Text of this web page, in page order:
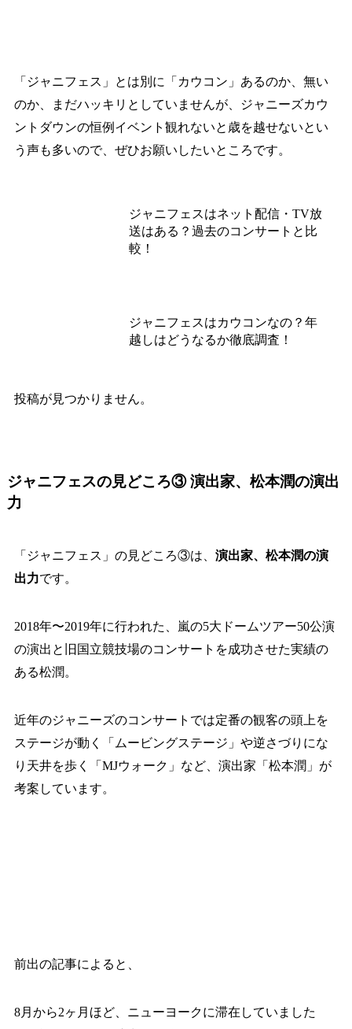
「ジャニフェス」とは別に「カウコン」あるのか、無い
のか、まだハッキリとしていませんが、ジャニーズカウ
ントダウンの恒例イベント観れないと歳を越せないとい
う声も多いので、ぜひお願いしたいところです。
ジャニフェスはネット配信・TV放
送はある？過去のコンサートと比
較！
ジャニフェスはカウコンなの？年
越しはどうなるか徹底調査！
投稿が見つかりません。
ジャニフェスの見どころ③ 演出家、松本潤の演出
力
「ジャニフェス」の見どころ③は、 演出家、松本潤の演
出力です。
2018年〜2019年に行われた、嵐の5大ドームツアー50公演
の演出と旧国立競技場のコンサートを成功させた実績の
ある松潤。
近年のジャニーズのコンサートでは定番の観客の頭上を
ステージが動く「ムービングステージ」や逆さづりにな
り天井を歩く「MJウォーク」など、演出家「松本潤」が
考案しています。
前出の記事によると、
8月から2ヶ月ほど、ニューヨークに滞在していました